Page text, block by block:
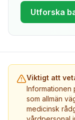
Utforska
Viktigt att
Informationen
som allmän
medicinsk